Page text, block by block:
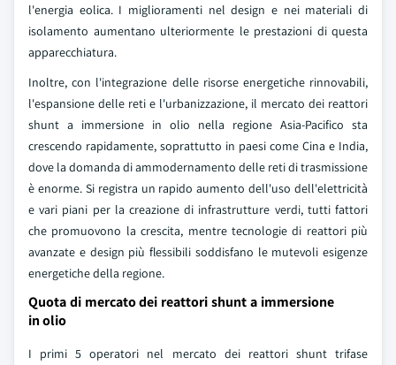
l'energia eolica. I miglioramenti nel design e nei materiali di
isolamento aumentano ulteriormente le prestazioni di questa
apparecchiatura.
Inoltre, con l'integrazione delle risorse energetiche rinnovabili,
l'espansione delle reti e l'urbanizzazione, il mercato dei reattori
shunt a immersione in olio nella regione Asia-Pacifico sta
crescendo rapidamente, soprattutto in paesi come Cina e India,
dove la domanda di ammodernamento delle reti di trasmissione
è enorme. Si registra un rapido aumento dell'uso dell'elettricità
e vari piani per la creazione di infrastrutture verdi, tutti fattori
che promuovono la crescita, mentre tecnologie di reattori più
avanzate e design più flessibili soddisfano le mutevoli esigenze
energetiche della regione.
Quota di mercato dei reattori shunt a immersione
in olio
I primi 5 operatori nel mercato dei reattori shunt trifase